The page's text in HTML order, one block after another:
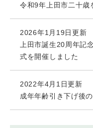
令和9年上田市二十歳
2026年1月19日更新
上田市誕生20周年記
式を開催しました
2022年4月1日更新
成年年齢引き下げ後